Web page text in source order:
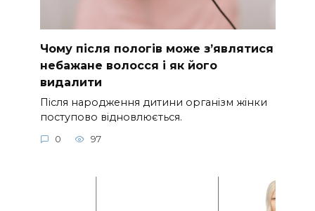
Чому після пологів може з’являтися
небажане волосся і як його
видалити
Після народження дитини організм жінки
поступово відновлюється.
0 97